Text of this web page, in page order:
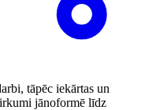
tāpēc iekārtas un
jānoformē līdz